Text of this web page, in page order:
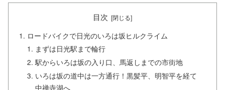
目次
ロードバイクで日光のいろは坂ヒルクライム
まずは日光駅まで輪行
駅からいろは坂の入り口、馬返しまでの市街地
いろは坂の道中は一方通行！黒髪平、明智平を経て
中禅寺湖へ